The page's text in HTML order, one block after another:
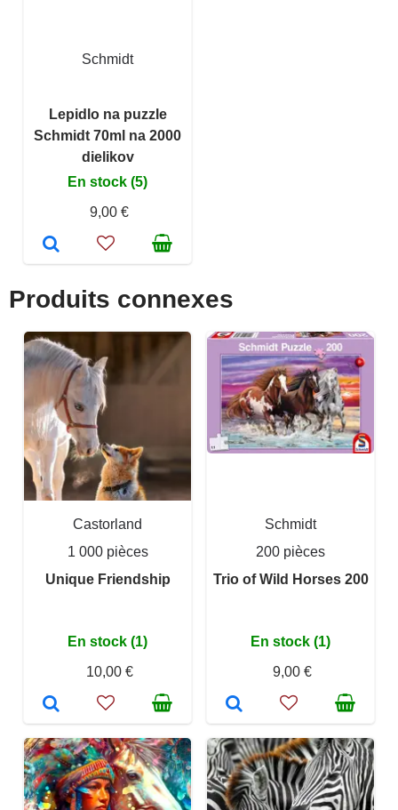
Schmidt
Lepidlo na puzzle
Schmidt 70ml na 2000
dielikov
En stock (5)
9,00 €
Produits connexes
Castorland
1 000 pièces
Unique Friendship
En stock (1)
10,00 €
Schmidt
200 pièces
Trio of Wild Horses 200
En stock (1)
9,00 €